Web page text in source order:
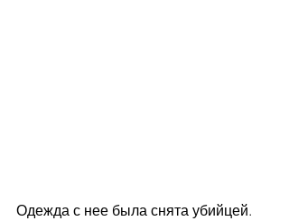
Одежда с нее была снята убийцей.